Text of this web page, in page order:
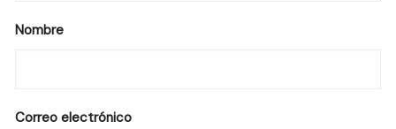
Nombre
Correo electrónico